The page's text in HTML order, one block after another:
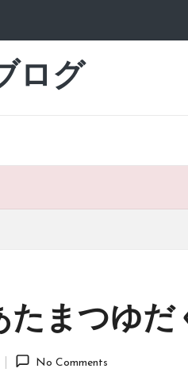
ログ
たまつゆだ
No Comments